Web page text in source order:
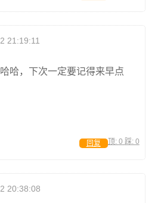
21:19:11
哈，下次一定要记得来早点
顶: 0 踩: 0
回复
20:38:08